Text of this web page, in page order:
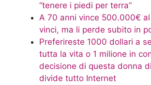
“tenere i piedi per terra”
A 70 anni vince 500.000€
vinci, ma li perde subito in
Preferireste 1000 dollari a
tutta la vita o 1 milione in
decisione di questa donna
divide tutto Internet